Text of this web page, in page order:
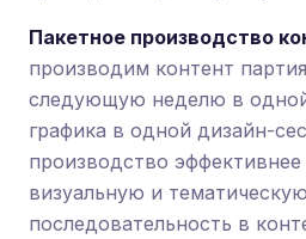
Пакетное производство
производим контент
следующую неделю в
графика в одной дизайн-
производство эффективнее
визуальную и тематическую
последовательность в